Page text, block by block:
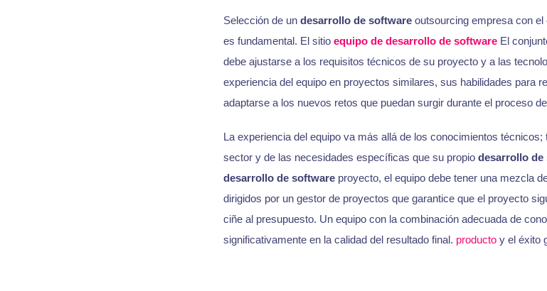
Selección de un desarrollo de softwareoutsourcing empresa con el
es fundamental. El sitio equipo de desarrollo de softwareEl
debe ajustarse a los requisitos técnicos de su proyecto y a las
experiencia del equipo en proyectos similares, sus habilidades para
adaptarse a los nuevos retos que puedan surgir durante el proceso
La experiencia del equipo va más allá de los conocimientos
sector y de las necesidades específicas que su propio desarrollo de
desarrollo de softwareproyecto, el equipo debe tener una mezcla
dirigidos por un gestor de proyectos que garantice que el proyecto
ciñe al presupuesto. Un equipo con la combinación adecuada de
significativamente en la calidad del resultado final. productoy el éxito